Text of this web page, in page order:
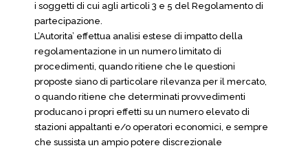
i soggetti di cui agli articoli 3 e 5 del Regolamento di
partecipazione.
L’Autorita’ effettua analisi estese di impatto della
regolamentazione in un numero limitato di
procedimenti, quando ritiene che le questioni
proposte siano di particolare rilevanza per il mercato,
o quando ritiene che determinati provvedimenti
producano i propri effetti su un numero elevato di
stazioni appaltanti e/o operatori economici, e sempre
che sussista un ampio potere discrezionale